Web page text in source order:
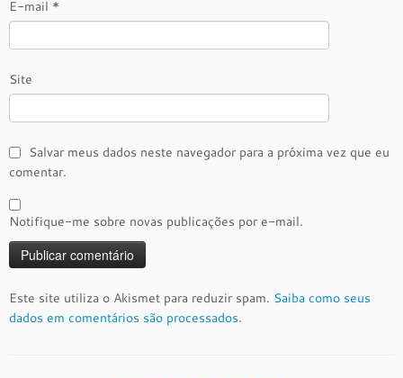
E-mail *
Site
Salvar meus dados neste navegador para a próxima vez que eu
comentar.
Notifique-me sobre novas publicações por e-mail.
Este site utiliza o Akismet para reduzir spam. Saiba como seus
dados em comentários são processados.